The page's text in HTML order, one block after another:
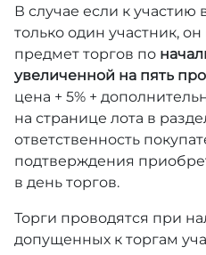
В случае если к участию
только один участник,
предмет торгов по
увеличенной на пять
цена + 5% +
на странице лота в
ответственность
подтверждения
в день торгов.
Торги проводятся при
допущенных к торгам